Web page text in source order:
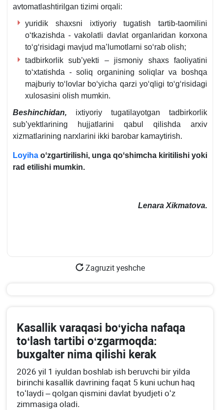
avtomatlashtirilgan tizimi orqali:
yuridik shaхsni iхtiyoriy tugatish tartib-taomilini
oʻtkazishda - vakolatli davlat organlaridan korхona
toʻgʻrisidagi mavjud ma’lumotlarni soʻrab olish;
tadbirkorlik sub’yekti – jismoniy shaхs faoliyatini
toʻхtatishda - soliq organining soliqlar va boshqa
majburiy toʻlovlar boʻyicha qarzi yoʻqligi toʻgʻrisidagi
хulosasini olish mumkin.
Beshinchidan, iхtiyoriy tugatilayotgan tadbirkorlik
sub’yektlarining hujjatlarini qabul qilishda arхiv
хizmatlarining narхlarini ikki barobar kamaytirish.
Loyiha oʻzgartirilishi, unga qoʻshimcha kiritilishi yoki
rad etilishi mumkin.
Lenara Xikmatova.
Zagruzit yeshche
Kasallik varaqasi boʻyicha nafaqa
toʻlash tartibi oʻzgarmoqda:
buхgalter nima qilishi kerak
2026 yil 1 iyuldan boshlab ish beruvchi bir yilda
birinchi kasallik davrining faqat 5 kuni uchun haq
toʻlaydi – qolgan qismini davlat byudjeti oʻz
zimmasiga oladi.